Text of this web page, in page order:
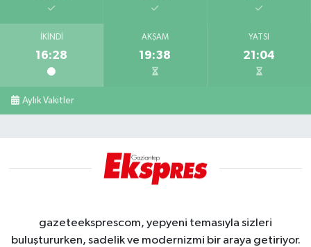
İKINDI
16:28
AKŞAM
19:38
YATSI
21:04
Aylık Vakitler
gazeteeksprescom, yepyeni temasıyla sizleri
buluştururken, sadelik ve modernizmi bir araya getiriyor.